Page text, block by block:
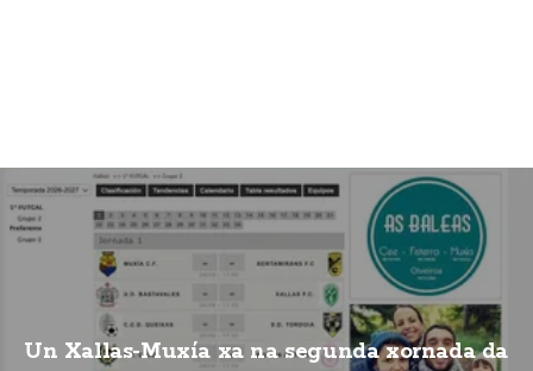
Un Xallas-Muxía xa na segunda xornada da